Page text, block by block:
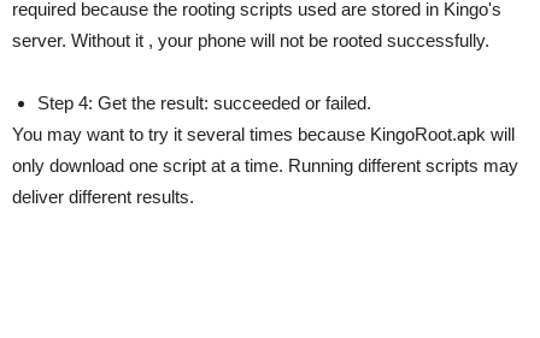
required because the rooting scripts used are stored in Kingo's
server. Without it , your phone will not be rooted successfully.
Step 4: Get the result: succeeded or failed.
You may want to try it several times because KingoRoot.apk will
only download one script at a time. Running different scripts may
deliver different results.